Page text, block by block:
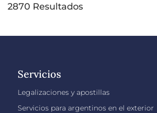
2870 Resultados
Servicios
Legalizaciones y apostillas
Servicios para argentinos en el exterior